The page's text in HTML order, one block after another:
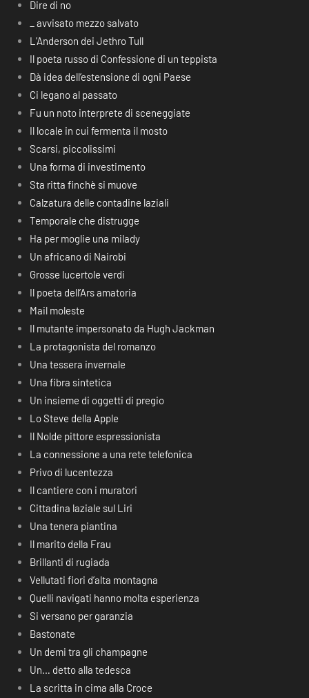
Dire di no
_ avvisato mezzo salvato
L’Anderson dei Jethro Tull
Il poeta russo di Confessione di un teppista
Dà idea dell’estensione di ogni Paese
Ci legano al passato
Fu un noto interprete di sceneggiate
Il locale in cui fermenta il mosto
Scarsi, piccolissimi
Una forma di investimento
Sta ritta finchè si muove
Calzatura delle contadine laziali
Temporale che distrugge
Ha per moglie una milady
Un africano di Nairobi
Grosse lucertole verdi
Il poeta dell’Ars amatoria
Mail moleste
Il mutante impersonato da Hugh Jackman
La protagonista del romanzo
Una tessera invernale
Una fibra sintetica
Un insieme di oggetti di pregio
Lo Steve della Apple
Il Nolde pittore espressionista
La connessione a una rete telefonica
Privo di lucentezza
Il cantiere con i muratori
Cittadina laziale sul Liri
Una tenera piantina
Il marito della Frau
Brillanti di rugiada
Vellutati fiori d’alta montagna
Quelli navigati hanno molta esperienza
Si versano per garanzia
Bastonate
Un demi tra gli champagne
Un… detto alla tedesca
La scritta in cima alla Croce